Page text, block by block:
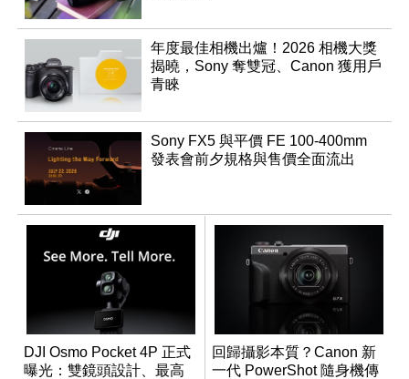
年度最佳相機出爐！2026 相機大獎
揭曉，Sony 奪雙冠、Canon 獲用戶
青睞
Sony FX5 與平價 FE 100-400mm
發表會前夕規格與售價全面流出
DJI Osmo Pocket 4P 正式
曝光：雙鏡頭設計、最高
回歸攝影本質？Canon 新
一代 PowerShot 隨身機傳